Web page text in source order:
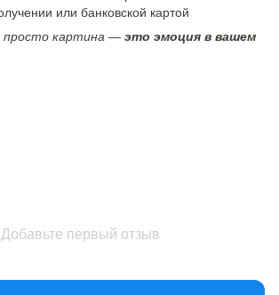
или банковской картой
картина — это эмоция в вашем
Добавьте первый отзыв